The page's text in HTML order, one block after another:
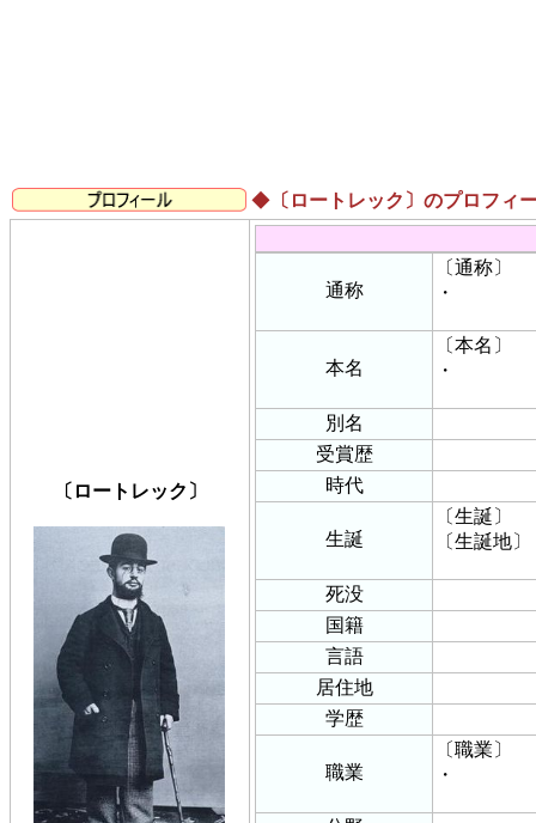
◆ 〔ロートレック〕のプロフィ
〔ロートレック〕
通称
〔通称〕
・
本名
〔本名〕
・
別名
受賞歴
時代
生誕
〔生誕〕
〔生誕地〕
死没
国籍
言語
居住地
学歴
職業
〔職業〕
・